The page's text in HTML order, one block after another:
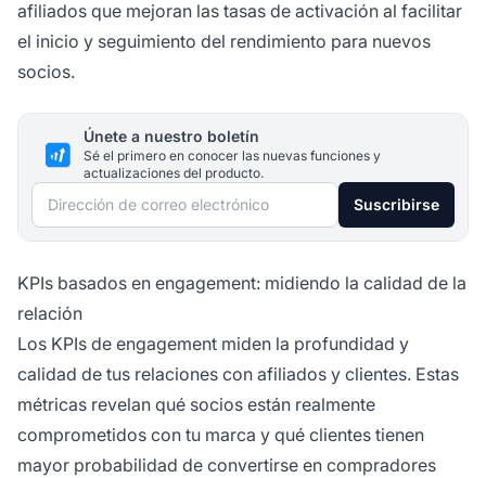
afiliados que mejoran las tasas de activación al facilitar
el inicio y seguimiento del rendimiento para nuevos
socios.
Únete a nuestro boletín
Sé el primero en conocer las nuevas funciones y
actualizaciones del producto.
Dirección de correo electrónico Suscribirse
KPIs basados en engagement: midiendo la calidad de la
relación
Los KPIs de engagement miden la profundidad y
calidad de tus relaciones con afiliados y clientes. Estas
métricas revelan qué socios están realmente
comprometidos con tu marca y qué clientes tienen
mayor probabilidad de convertirse en compradores